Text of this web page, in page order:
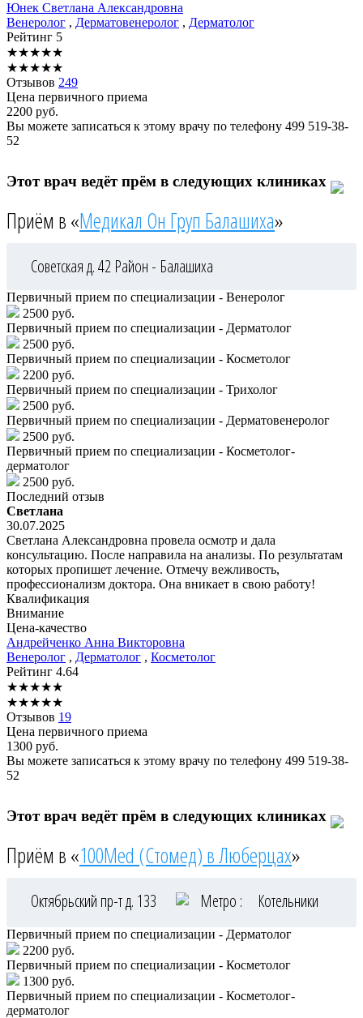
Юнек Светлана Александровна
Венеролог , Дерматовенеролог , Дерматолог
Рейтинг 5
★★★★★
★★★★★
Отзывов 249
Цена первичного приема
2200 руб.
Вы можете записаться к этому врачу по телефону 499 519-38-
52
Этот врач ведёт прём в следующих клиниках
Приём в «Медикал Он Груп Балашиха»
Советская д. 42 Район - Балашиха
Первичный прием по специализации - Венеролог
2500 руб.
Первичный прием по специализации - Дерматолог
2500 руб.
Первичный прием по специализации - Косметолог
2200 руб.
Первичный прием по специализации - Трихолог
2500 руб.
Первичный прием по специализации - Дерматовенеролог
2500 руб.
Первичный прием по специализации - Косметолог-
дерматолог
2500 руб.
Последний отзыв
Светлана
30.07.2025
Светлана Александровна провела осмотр и дала
консультацию. После направила на анализы. По результатам
которых пропишет лечение. Отмечу вежливость,
профессионализм доктора. Она вникает в свою работу!
Квалификация
Внимание
Цена-качество
Андрейченко Анна Викторовна
Венеролог , Дерматолог , Косметолог
Рейтинг 4.64
★★★★★
★★★★★
Отзывов 19
Цена первичного приема
1300 руб.
Вы можете записаться к этому врачу по телефону 499 519-38-
52
Этот врач ведёт прём в следующих клиниках
Приём в «100Med (Стомед) в Люберцах»
Октябрьский пр-т д. 133 Метро : Котельники
Первичный прием по специализации - Дерматолог
2200 руб.
Первичный прием по специализации - Косметолог
1300 руб.
Первичный прием по специализации - Косметолог-
дерматолог